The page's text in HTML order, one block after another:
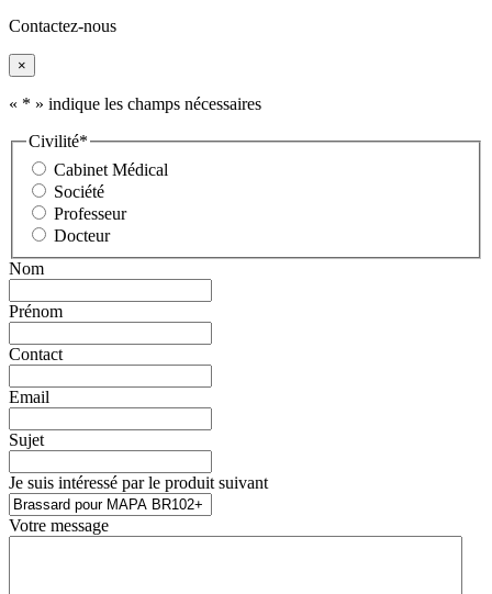
Contactez-nous
×
« * » indique les champs nécessaires
Civilité*
Cabinet Médical
Société
Professeur
Docteur
Nom
Prénom
Contact
Email
Sujet
Je suis intéressé par le produit suivant
Votre message